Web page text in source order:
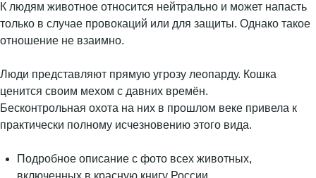
К людям животное относится нейтрально и может напасть
только в случае провокаций или для защиты. Однако такое
отношение не взаимно.
Люди представляют прямую угрозу леопарду. Кошка
ценится своим мехом с давних времён.
Бесконтрольная охота на них в прошлом веке привела к
практически полному исчезновению этого вида.
Подробное описание с фото всех животных,
включенных в красную книгу России